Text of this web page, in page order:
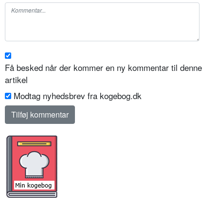
Få besked når der kommer en ny kommentar til denne
artikel
Modtag nyhedsbrev fra kogebog.dk